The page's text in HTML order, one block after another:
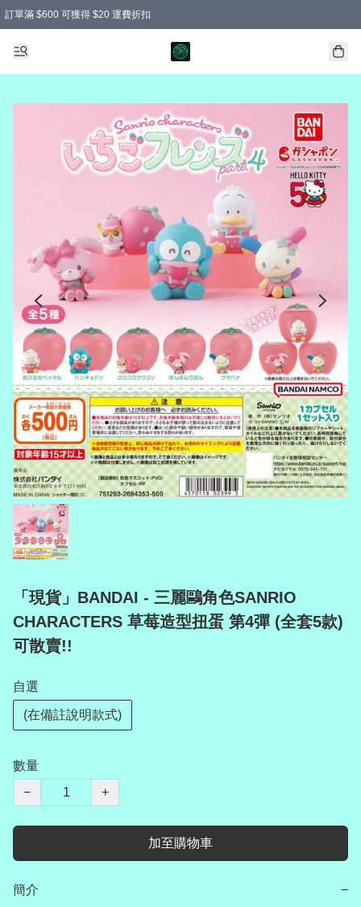
訂單滿 $600 可獲得 $20 運費折扣
「現貨」BANDAI - 三麗鷗角色SANRIO
CHARACTERS 草莓造型扭蛋 第4彈 (全套5款)
可散賣!!
自選
(在備註說明款式)
數量
−
+
加至購物車
簡介 −